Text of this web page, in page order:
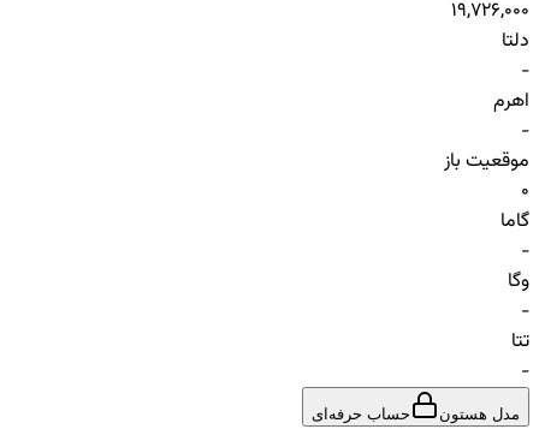
19,726,000
دلتا
-
اهرم
-
موقعیت باز
0
گاما
-
وگا
-
تتا
-
مدل هستون حساب حرفه‌ای